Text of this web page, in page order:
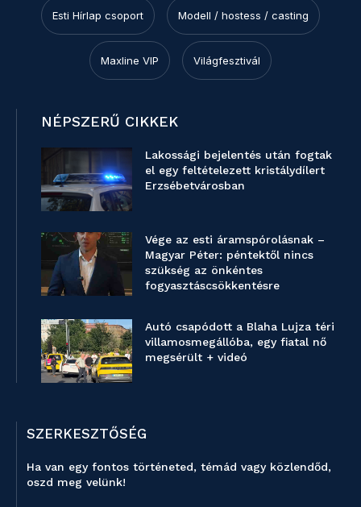
Esti Hírlap csoport Modell / hostess / casting
Maxline VIP Világfesztivál
NÉPSZERŰ CIKKEK
Lakossági bejelentés után fogtak
el egy feltételezett kristálydílert
Erzsébetvárosban
Vége az esti áramspórolásnak –
Magyar Péter: péntektől nincs
szükség az önkéntes
fogyasztáscsökkentésre
Autó csapódott a Blaha Lujza téri
villamosmegállóba, egy fiatal nő
megsérült + videó
SZERKESZTŐSÉG
Ha van egy fontos történeted, témád vagy közlendőd,
oszd meg velünk!